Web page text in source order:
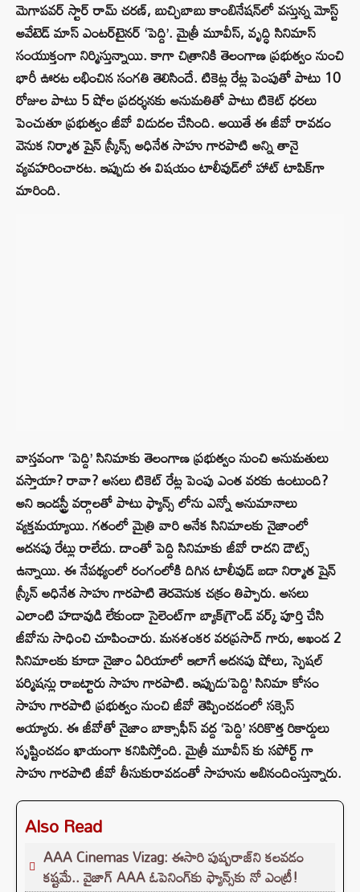
మెగాపవర్ స్టార్ రామ్ చరణ్, బుచ్చిబాబు కాంబినేషన్‌లో వస్తున్న మోస్ట్
అవేటెడ్ మాస్ ఎంటర్‌టైనర్‘పెద్ది’.మైత్రీ మూవీస్, వృద్ధి సినిమాస్
సంయుక్తంగా నిర్మిస్తున్నాయి.కాగా చిత్రానికి తెలంగాణ ప్రభుత్వం నుంచి
భారీ ఊరట లభించిన సంగతి తెలిసిందే. టికెట్ల రేట్ల పెంపుతో పాటు 10
రోజుల పాటు 5 షోల ప్రదర్శనకు అనుమతితో పాటు టికెట్ ధరలు
పెంచుతూ ప్రభుత్వం జీవో విడుదల చేసింది. అయితే ఈ జీవో రావడం
వెనుక నిర్మాత షైన్ స్క్రీన్స్ అధినేత సాహు గారపాటి అన్ని తానై
వ్యవహరించారట. ఇప్పుడు ఈ విషయం టాలీవుడ్‌లో హాట్ టాపిక్‌గా
మారింది.
వాస్తవంగా ‘పెద్ది’ సినిమాకు తెలంగాణ ప్రభుత్వం నుంచి అనుమతులు
వస్తాయా? రావా? అసలు టికెట్ రేట్ల పెంపు ఎంత వరకు ఉంటుంది?
అని ఇండస్ట్రీ వర్గాలతో పాటు ఫ్యాన్స్ లోను ఎన్నో అనుమానాలు
వ్యక్తమయ్యాయి. గతంలో మైత్రి వారి అనేక సినిమాలకు నైజాంలో
అదనపు రేట్లు రాలేదు. దాంతో పెద్ది సినిమాకు జీవో రాదని డౌట్స్
ఉన్నాయి. ఈ నేపథ్యంలో రంగంలోకి దిగిన టాలీవుడ్ బడా నిర్మాత షైన్
స్క్రీన్ అధినేత సాహు గారపాటి తెరవెనుక చక్రం తిప్పారు. అసలు
ఎలాంటి హడావుడి లేకుండా సైలెంట్‌గా బ్యాక్‌గ్రౌండ్ వర్క్ పూర్తి చేసి
జీవోను సాధించి చూపించారు. మనశంకర వరప్రసాద్ గారు, అఖండ 2
సినిమాలకు కూడా నైజాం ఏరియాలో ఇలాగే అదనపు షోలు, స్పెషల్
పర్మిషన్లు రాబట్టారు సాహు గారపాటి. ఇప్పుడు‘పెద్ది’ సినిమా కోసం
సాహు గారపాటి ప్రభుత్వం నుంచి జీవో తెప్పించడంలో సక్సెస్
అయ్యారు. ఈ జీవోతో నైజాం బాక్సాఫీస్ వద్ద ‘పెద్ది’ సరికొత్త రికార్డులు
సృష్టించడం ఖాయంగా కనిపిస్తోంది. మైత్రీ మూవీస్ కు సపోర్ట్ గా
సాహు గారపాటి జీవో తీసుకురావడంతో సాహును అబినందింస్తున్నారు.
Also Read
AAA Cinemas Vizag: ఈసారి పుష్పరాజ్‌ని కలవడం
కష్టమే.. వైజాగ్ AAA ఓపెనింగ్‌కు ఫ్యాన్స్‌కు నో ఎంట్రీ!